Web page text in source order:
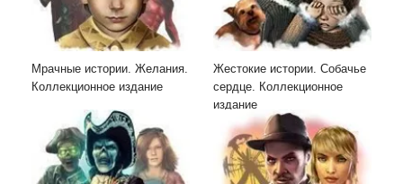
Мрачные истории. Желания.
Коллекционное издание
Жестокие истории. Собачье
сердце. Коллекционное
издание